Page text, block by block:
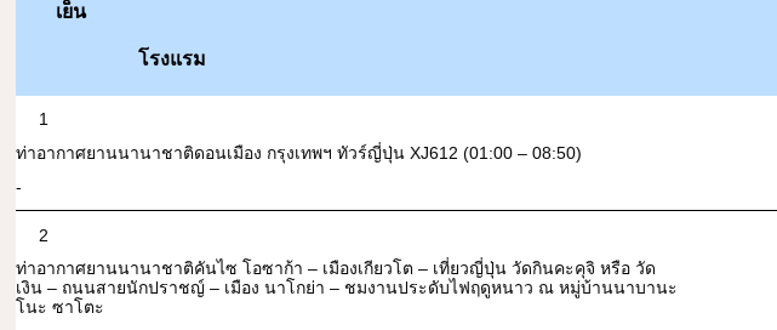
เย็น
โรงแรม
1
ท่าอากาศยานนานาชาติดอนเมือง กรุงเทพฯ ทัวร์ญี่ปุ่น XJ612 (01:00 – 08:50)
-
2
ท่าอากาศยานนานาชาติคันไซ โอซาก้า – เมืองเกียวโต – เที่ยวญี่ปุ่น วัดกินคะคุจิ หรือ วัด
เงิน – ถนนสายนักปราชญ์ – เมือง นาโกย่า – ชมงานประดับไฟฤดูหนาว ณ หมู่บ้านนาบานะ
โนะ ซาโตะ